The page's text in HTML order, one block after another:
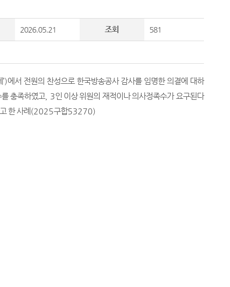
2026.05.21 조회 581
’)에서 전원의 찬성으로 한국방송공사 감사를 임명한 의결에 대하
충족하였고, 3인 이상 위원의 재적이나 의사정족수가 요구된다
한 사례 (2025구합53270)